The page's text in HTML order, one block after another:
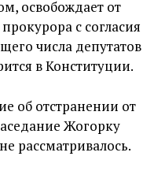
освобождает от
с согласия
числа депутатов
в Конституции.
об отстранении от
Жогорку
рассматривалось.